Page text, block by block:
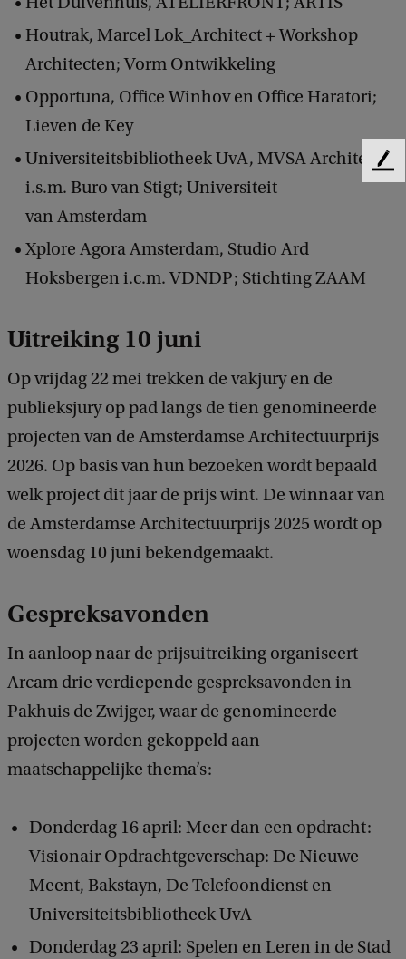
Houtrak, Marcel Lok_Architect + Workshop
Architecten; Vorm Ontwikkeling
Opportuna, Office Winhov en Office Haratori;
Lieven de Key
Universiteitsbibliotheek UvA, MVSA Architects
i.s.m. Buro van Stigt; Universiteit
van Amsterdam
Xplore Agora Amsterdam, Studio Ard
Hoksbergen i.c.m. VDNDP; Stichting ZAAM
Uitreiking 10 juni
Op vrijdag 22 mei trekken de vakjury en de
publieksjury op pad langs de tien genomineerde
projecten van de Amsterdamse Architectuurprijs
2026. Op basis van hun bezoeken wordt bepaald
welk project dit jaar de prijs wint. De winnaar van
de Amsterdamse Architectuurprijs 2025 wordt op
woensdag 10 juni bekendgemaakt.
Gespreksavonden
In aanloop naar de prijsuitreiking organiseert
Arcam drie verdiepende gespreksavonden in
Pakhuis de Zwijger, waar de genomineerde
projecten worden gekoppeld aan
maatschappelijke thema’s:
Donderdag 16 april: Meer dan een opdracht:
Visionair Opdrachtgeverschap: De Nieuwe
Meent, Bakstayn, De Telefoondienst en
Universiteitsbibliotheek UvA
Donderdag 23 april: Spelen en Leren in de Stad
F